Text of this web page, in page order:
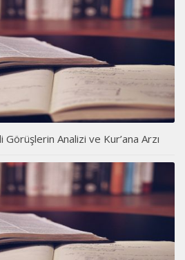
Analizi ve Kur’ana Arzı